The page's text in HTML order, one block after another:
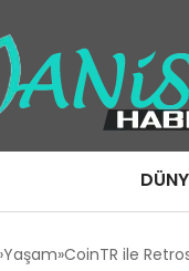
Yaşam CoinTR ile